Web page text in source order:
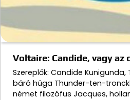
Voltaire: Candide, vagy az
Szereplők: Candide
báró húga Thunder-ten-
német filozófus Jacques,